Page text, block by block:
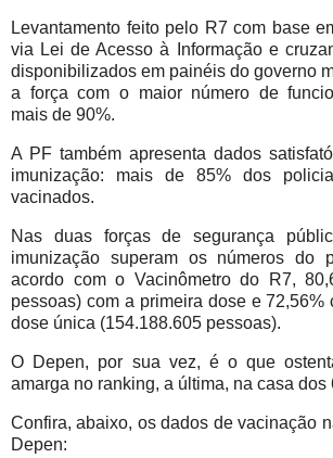
Levantamento feito pelo R7 com base
via Lei de Acesso à Informação e
disponibilizados em painéis do governo
a força com o maior número de
mais de 90%.
A PF também apresenta dados
imunização: mais de 85% dos
vacinados.
Nas duas forças de segurança
imunização superam os números do
acordo com o Vacinômetro do R7,
pessoas) com a primeira dose e 72,56%
dose única (154.188.605 pessoas).
O Depen, por sua vez, é o que
amarga no ranking, a última, na casa dos
Confira, abaixo, os dados de vacinação
Depen: